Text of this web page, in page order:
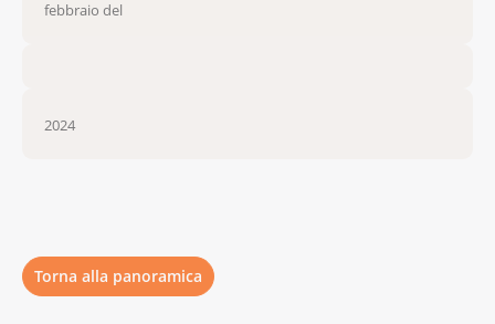
febbraio del
2024
Torna alla panoramica